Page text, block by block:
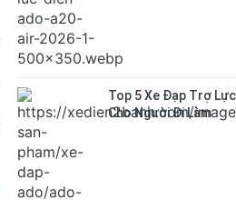
Top 5 Xe Đạp Trợ
Cho Người Đi Làm